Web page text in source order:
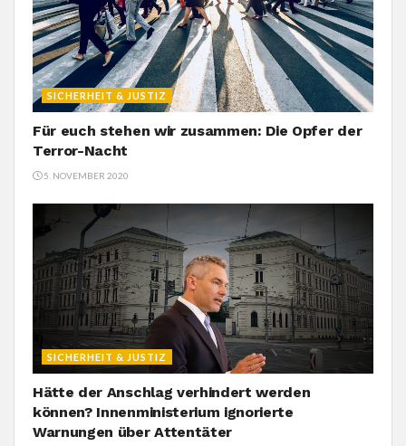
SICHERHEIT & JUSTIZ
Für euch stehen wir zusammen: Die Opfer der
Terror-Nacht
5. NOVEMBER 2020
SICHERHEIT & JUSTIZ
Hätte der Anschlag verhindert werden
können? Innenministerium ignorierte
Warnungen über Attentäter